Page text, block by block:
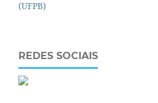
REDES SOCIAIS